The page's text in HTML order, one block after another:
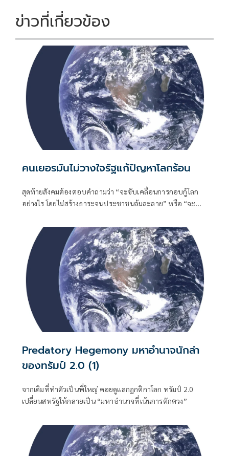
k k
ข่าวที่เกี่ยวข้อง
คนเยอรมันไม่วางใจรัฐแก้ปัญหาโลกร้อน
สุดท้ายสังคมต้องตอบคำถามว่า “จะขับเคลื่อนการกอบกู้โลก
อย่างไร โดยไม่สร้างภาระจนประชาชนล้มละลาย” หรือ “จะ
Predatory Hegemony มหาอำนาจนักล่า
ของทรัมป์ 2.0 (1)
จากเดิมที่ทำตัวเป็นพี่ใหญ่ คอยดูแลกฎกติกาโลก ทรัมป์ 2.0
เปลี่ยนสหรัฐให้กลายเป็น “มหาอำนาจที่เน้นการตักตวง”